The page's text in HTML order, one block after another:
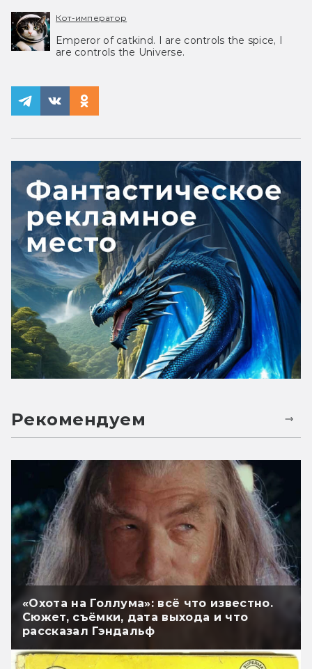
Кот-император
Emperor of catkind. I are controls the spice, I
are controls the Universe.
Рекомендуем
«Охота на Голлума»: всё что известно.
Сюжет, съёмки, дата выхода и что
рассказал Гэндальф